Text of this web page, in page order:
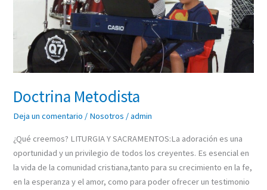
Doctrina Metodista
Deja un comentario / Nosotros /admin
¿Qué creemos? LITURGIA Y SACRAMENTOS:La adoración es una
oportunidad y un privilegio de todos los creyentes. Es esencial en
la vida de la comunidad cristiana,tanto para su crecimiento en la fe,
en la esperanza y el amor, como para poder ofrecer un testimonio